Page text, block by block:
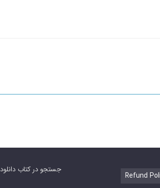
SEARCH جستجو در کتاب دانلود